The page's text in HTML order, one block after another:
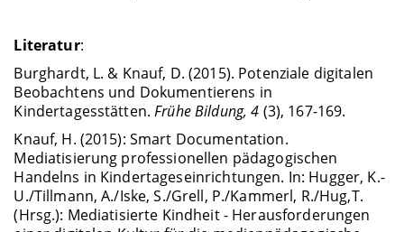
Literatur:
Burghardt, L. & Knauf, D. (2015). Potenziale digitalen
Beobachtens und Dokumentierens in
Kindertagesstätten.Frühe Bildung, 4 (3), 167-169.
Knauf, H. (2015): Smart Documentation.
Mediatisierung professionellen pädagogischen
Handelns in Kindertageseinrichtungen. In: Hugger, K.-
U./Tillmann, A./Iske, S./Grell, P./Kammerl, R./Hug,T.
(Hrsg.): Mediatisierte Kindheit - Herausforderungen